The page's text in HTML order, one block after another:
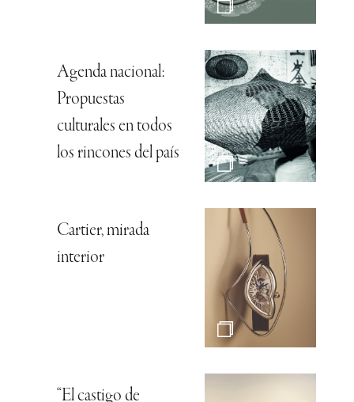
Agenda nacional:
Propuestas
culturales en todos
los rincones del país
Cartier, mirada
interior
“El castigo de